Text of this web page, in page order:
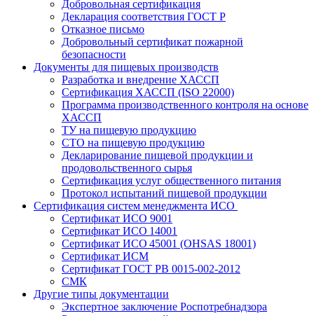
Добровольная сертификация
Декларация соответствия ГОСТ Р
Отказное письмо
Добровольный сертификат пожарной
безопасности
Документы для пищевых производств
Разработка и внедрение ХАССП
Сертификация ХАССП (ISO 22000)
Программа производственного контроля на основе
ХАССП
ТУ на пищевую продукцию
СТО на пищевую продукцию
Декларирование пищевой продукции и
продовольственного сырья
Сертификация услуг общественного питания
Протокол испытаний пищевой продукции
Сертификация систем менеджмента ИСО
Сертификат ИСО 9001
Сертификат ИСО 14001
Сертификат ИСО 45001 (OHSAS 18001)
Сертификат ИСМ
Сертификат ГОСТ РВ 0015-002-2012
СМК
Другие типы документации
Экспертное заключение Роспотребнадзора